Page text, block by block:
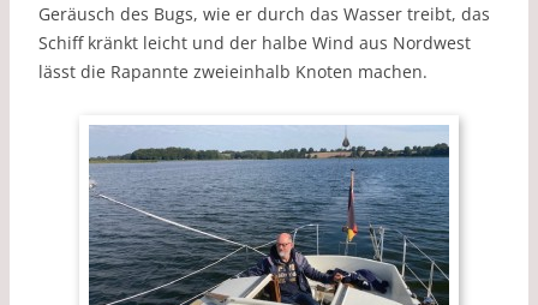
Geräusch des Bugs, wie er durch das Wasser treibt, das
Schiff kränkt leicht und der halbe Wind aus Nordwest
lässt die Rapannte zweieinhalb Knoten machen.